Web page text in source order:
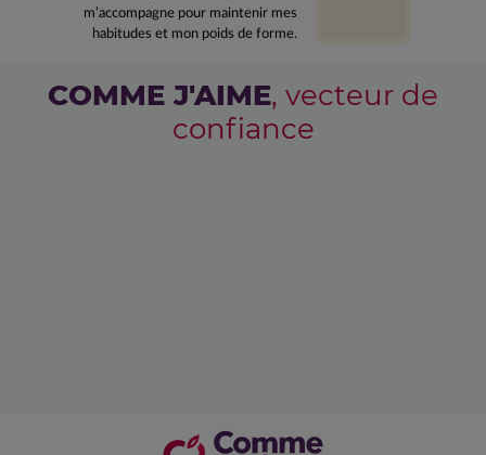
m’accompagne pour maintenir mes
habitudes et mon poids de forme.
COMME J'AIME, vecteur de
confiance